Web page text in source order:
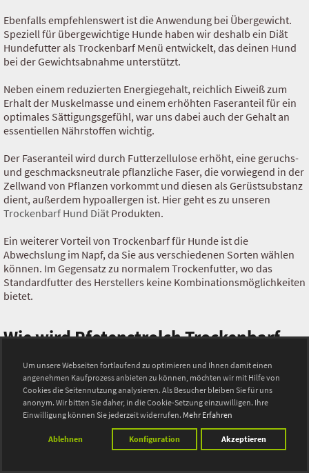
Um unsere Webseiten fortlaufend zu optimieren und Ihnen damit einen
angenehmen Kaufprozess anbieten zu können, möchten wir mit Hilfe von
Cookies die Seitennutzung analysieren. Als Besucher bleiben Sie für uns
anonym. Wir bitten Sie daher, in die Cookie-Setzung einzuwilligen. Ihre
Einwilligung können Sie jederzeit widerrufen. Mehr Erfahren
Ablehnen Konfiguration Akzeptieren
Ebenfalls empfehlenswert ist die Anwendung bei Übergewicht.
Speziell für übergewichtige Hunde haben wir deshalb ein Diät
Hundefutter als Trockenbarf Menü entwickelt, das deinen Hund
bei der Gewichtsabnahme unterstützt.
Neben einem reduzierten Energiegehalt, reichlich Eiweiß zum
Erhalt der Muskelmasse und einem erhöhten Faseranteil für ein
optimales Sättigungsgefühl, war uns dabei auch der Gehalt an
essentiellen Nährstoffen wichtig.
Der Faseranteil wird durch Futterzellulose erhöht, eine geruchs-
und geschmacksneutrale pflanzliche Faser, die vorwiegend in der
Zellwand von Pflanzen vorkommt und diesen als Gerüstsubstanz
dient, außerdem hypoallergen ist. Hier geht es zu unseren
Trockenbarf Hund Diät Produkten.
Ein weiterer Vorteil von Trockenbarf für Hunde ist die
Abwechslung im Napf, da Sie aus verschiedenen Sorten wählen
können. Im Gegensatz zu normalem Trockenfutter, wo das
Standardfutter des Herstellers keine Kombinationsmöglichkeiten
bietet.
Wie wird Pfotenstrolch Trockenbarf
hergestellt?
Anders als viele andere Hersteller von Trockenbarf-Produkten
setzen wir bei Pfotenstrolch nicht auf die Gefriertrocknung
unserer Trockenbarf Menüs.
Wir bevorzugen die schonende Trocknung durch warme Luft, das